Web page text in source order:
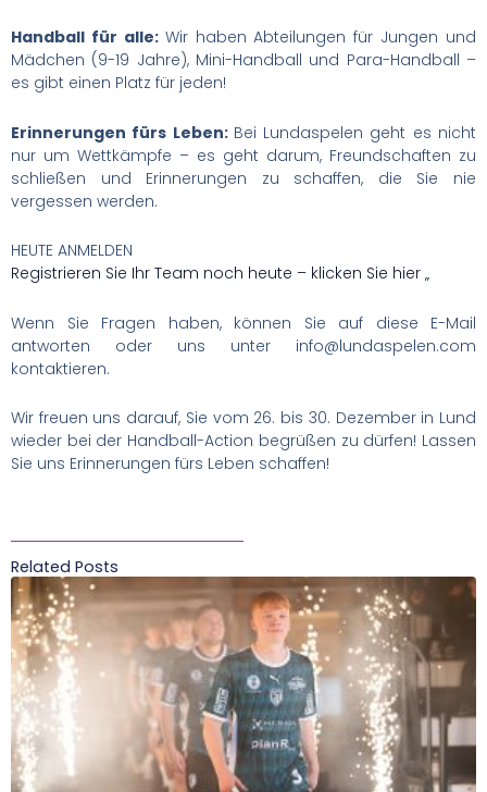
Handball für alle: Wir haben Abteilungen für Jungen und
Mädchen (9-19 Jahre), Mini-Handball und Para-Handball –
es gibt einen Platz für jeden!
Erinnerungen fürs Leben: Bei Lundaspelen geht es nicht
nur um Wettkämpfe – es geht darum, Freundschaften zu
schließen und Erinnerungen zu schaffen, die Sie nie
vergessen werden.
HEUTE ANMELDEN
Registrieren Sie Ihr Team noch heute – klicken Sie hier „
Wenn Sie Fragen haben, können Sie auf diese E-Mail
antworten oder uns unter info@lundaspelen.com
kontaktieren.
Wir freuen uns darauf, Sie vom 26. bis 30. Dezember in Lund
wieder bei der Handball-Action begrüßen zu dürfen! Lassen
Sie uns Erinnerungen fürs Leben schaffen!
Related Posts